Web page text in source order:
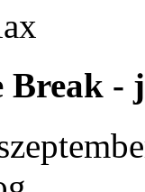
Break -